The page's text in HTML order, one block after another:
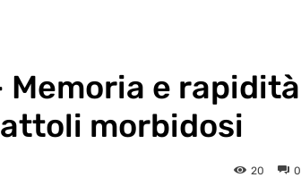
Memoria e rapidità
morbidosi
0
20